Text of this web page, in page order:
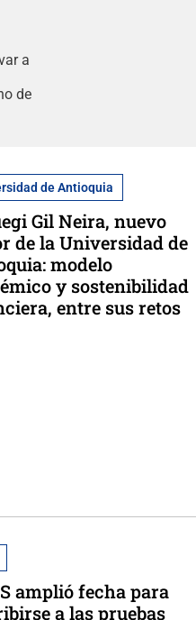
a
de
de Antioquia
Gil Neira, nuevo
de la Universidad de
modelo
y sostenibilidad
entre sus retos
amplió fecha para
a las pruebas